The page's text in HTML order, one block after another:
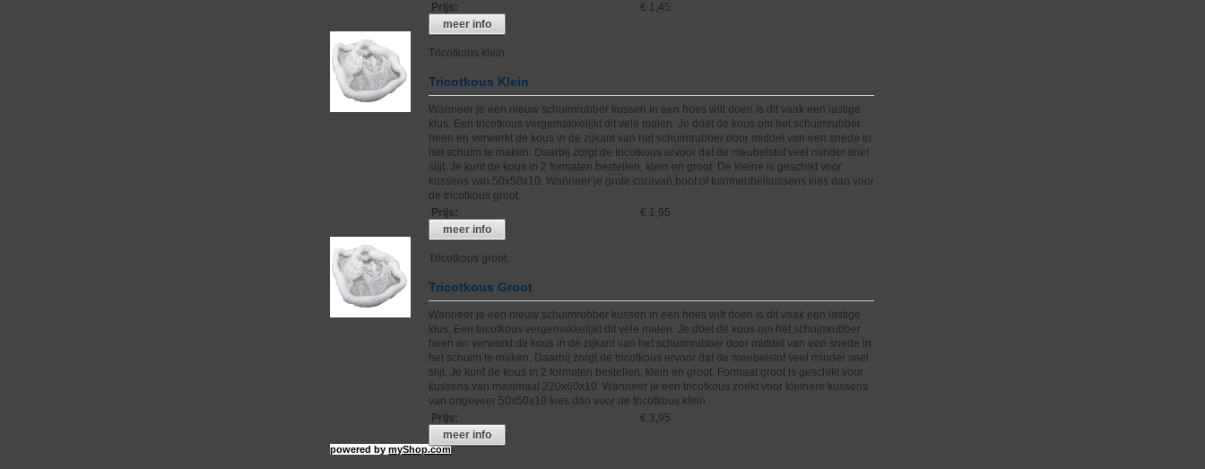
Prijs:
€ 1,45
meer info
Tricotkous klein
Tricotkous Klein
Wanneer je een nieuw schuimrubber kussen in een hoes wilt doen is dit vaak een lastige
klus. Een tricotkous vergemakkelijkt dit vele malen. Je doet de kous om het schuimrubber
heen en verwerkt de kous in de zijkant van het schuimrubber door middel van een snede in
het schuim te maken. Daarbij zorgt de tricotkous ervoor dat de meubelstof veel minder snel
slijt. Je kunt de kous in 2 formaten bestellen, klein en groot. De kleine is geschikt voor
kussens van 50x50x10. Wanneer je grote caravan,boot of tuinmeubelkussens kies dan voor
de tricotkous groot.
Prijs:
€ 1,95
meer info
Tricotkous groot
Tricotkous Groot
Wanneer je een nieuw schuimrubber kussen in een hoes wilt doen is dit vaak een lastige
klus. Een tricotkous vergemakkelijkt dit vele malen. Je doet de kous om het schuimrubber
heen en verwerkt de kous in de zijkant van het schuimrubber door middel van een snede in
het schuim te maken. Daarbij zorgt de tricotkous ervoor dat de meubelstof veel minder snel
slijt. Je kunt de kous in 2 formaten bestellen, klein en groot. Formaat groot is geschikt voor
kussens van maximaal 220x60x10. Wanneer je een tricotkous zoekt voor kleinere kussens
van ongeveer 50x50x10 kies dan voor de tricotkous klein
Prijs:
€ 3,95
meer info
powered bymyShop.com